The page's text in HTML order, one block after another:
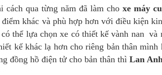
cách qua từng năm đã làm choxe máy
khác và phù hợp hơn với điều kiện
thể lựa chọn xe có thiết kế vành nan
kế khác lạ hơn cho riêng bản thân
đồng hồ điện tử cho bản thân thì Lan